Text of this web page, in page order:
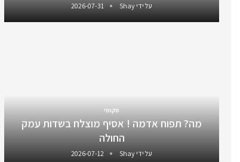
על ידי Shay
2026-07-31
מקומי
מה? תפוח אדמה ! אסיף מוצלח בשדות עמק
החולה
על ידי Shay
2026-07-12